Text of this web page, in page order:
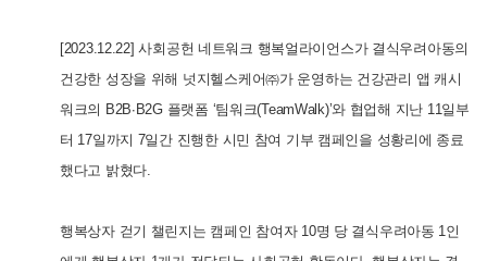
[2023.12.22]사회공헌 네트워크 행복얼라이언스가 결식우려아동의
건강한 성장을 위해 넛지헬스케어㈜가 운영하는 건강관리 앱 캐시
워크의 B2B∙B2G 플랫폼 ‘팀워크(TeamWalk)’와 협업해 지난 11일부
터 17일까지 7일간 진행한 시민 참여 기부 캠페인을 성황리에 종료
했다고 밝혔다.
행복상자 걷기 챌린지는 캠페인 참여자 10명 당 결식우려아동 1인